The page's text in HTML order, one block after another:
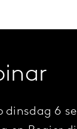
dinsdag 6